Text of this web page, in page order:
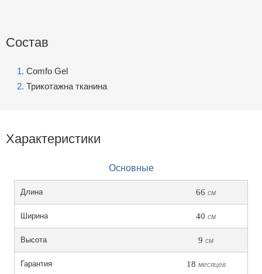
Состав
Comfo Gel
Трикотажна тканина
Характеристики
Основные
Длина 66 см
Ширина 40 см
Высота 9 см
Гарантия 18 месяцев